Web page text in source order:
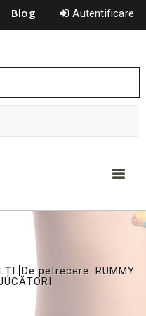
Autentificare
Blog
De petrecere RUMMY